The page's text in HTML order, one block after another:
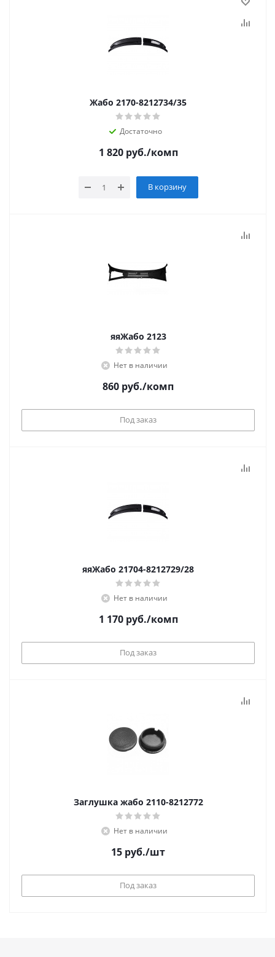
Жабо 2170-8212734/35
Достаточно
1 820руб./комп
В корзину
яяЖабо 2123
Нет в наличии
860 руб./комп
Под заказ
яяЖабо 21704-8212729/28
Нет в наличии
1 170руб./комп
Под заказ
Заглушка жабо 2110-8212772
Нет в наличии
15 руб./шт
Под заказ